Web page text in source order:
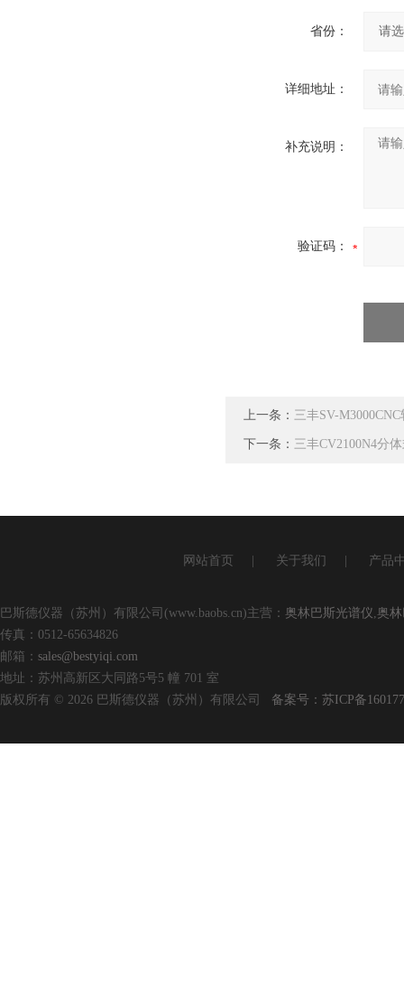
省份：
详细地址：
补充说明：
验证码：
上一条： 三丰SV-
下一条： 三丰CV2100N4分
网站首页 关于我们 产品
巴斯德仪器（苏州）有限公司(www.baobs.cn)主营： 奥林巴斯光谱仪,奥
传真：0512-65634826
邮箱： sales@bestyiqi.com
地址：苏州高新区大同路5号5 幢 701 室
版权所有 © 2026 巴斯德仪器（苏州）有限公司 备案号：苏ICP备